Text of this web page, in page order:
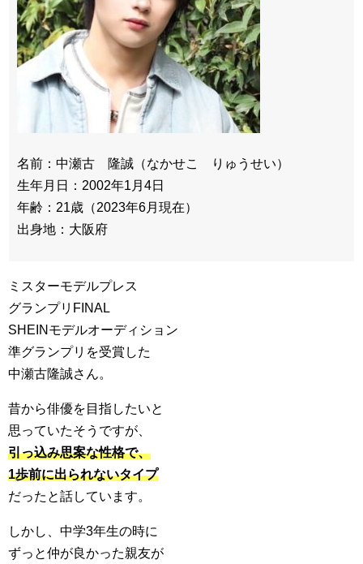
名前：中瀬古 隆誠（なかせこ りゅうせい）
生年月日：2002年1月4日
年齢：21歳（2023年6月現在）
出身地：大阪府
ミスターモデルプレス
グランプリFINAL
SHEINモデルオーディション
準グランプリを受賞した
中瀬古隆誠さん。
昔から俳優を目指したいと
思っていたそうですが、
引っ込み思案な性格で、
1歩前に出られないタイプ
だったと話しています。
しかし、中学3年生の時に
ずっと仲が良かった親友が